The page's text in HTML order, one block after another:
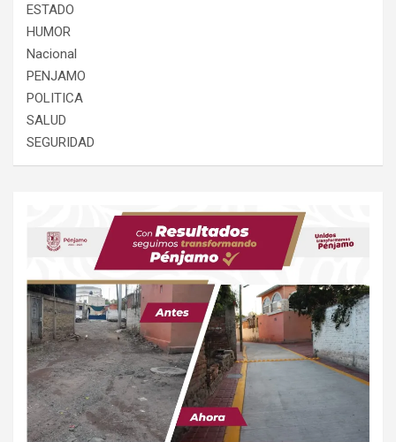
ESTADO
HUMOR
Nacional
PENJAMO
POLITICA
SALUD
SEGURIDAD